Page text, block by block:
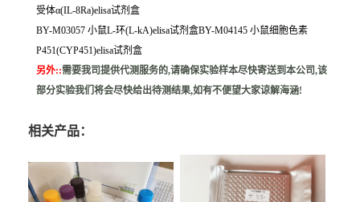
受体α(IL-8Ra)elisa试剂盒
BY-M03057 小鼠L-环(L-kA)elisa试剂盒BY-M04145 小鼠细胞色素
P451(CYP451)elisa试剂盒
另外::需要我司提供代测服务的,请确保实验样本尽快寄送到本公司,该
部分实验我们将会尽快给出待测结果,如有不便望大家谅解海涵!
相关产品：